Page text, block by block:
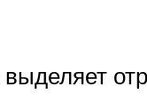
выделяет